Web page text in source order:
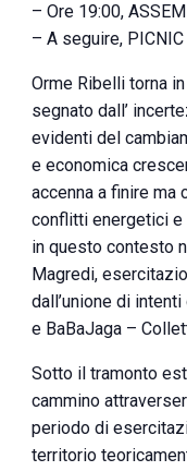
– Ore 19:00,
– A seguire,
Orme Ribelli torna
segnato dall’
evidenti del
e economica
accenna a finire ma
conflitti energetici
in questo contesto
Magredi,
dall’unione di
e BaBaJaga –
Sotto il tramonto
cammino
periodo di
territorio